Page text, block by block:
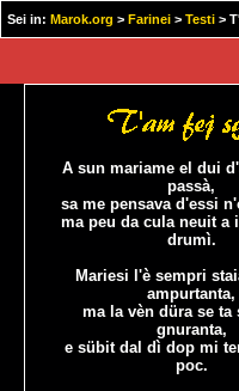
Sei in: Marok.org > Farinei > Testi >
A sun mariame el dui
passà,
sa me pensava d'essi
ma peu da cula neuit a
drumì.
Mariesi l'è sempri
ampurtanta,
ma la vèn düra se ta
gnuranta,
e sübit dal dì dop mi
poc.